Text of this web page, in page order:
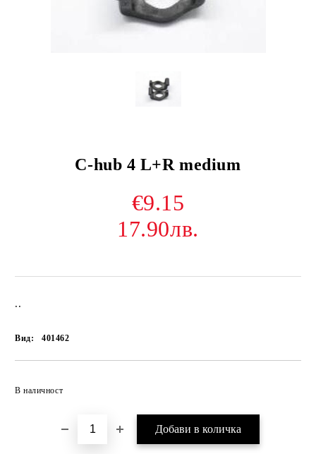
C-hub 4 L+R medium
€9.15
17.90лв.
..
Вид: 401462
В наличност